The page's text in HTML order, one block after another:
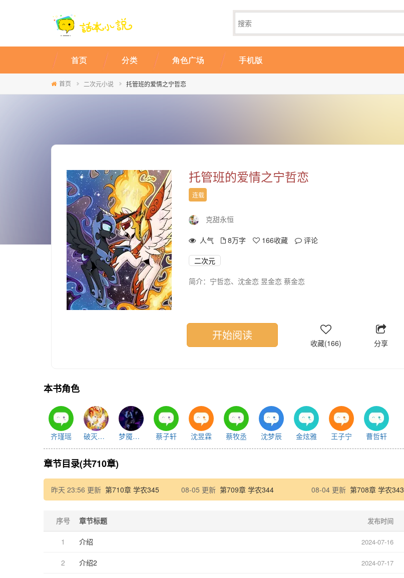
首页 分类 角色广场 手机版
首页 二次元小说 托管班的爱情之宁哲恋
托管班的爱情之宁哲恋
连载
克甜永恒
人气 8万字 166收藏 评论
二次元
简介：宁哲恋、沈金恋 昱金恋 蔡金恋
开始阅读
收藏(166) 分享
本书角色
齐瑾瑶 破灭之阳 梦魇之月 蔡子轩 沈昱霖 蔡牧丞 沈梦辰 金炫雅 王子宁 曹哲轩
章节目录(共710章)
昨天 23:56 更新 第710章 学农345 08-05 更新 第709章 学农344 08-04 更新 第708章 学农343
序号 章节标题 发布时间
1 介绍 2024-07-16
2 介绍2 2024-07-17